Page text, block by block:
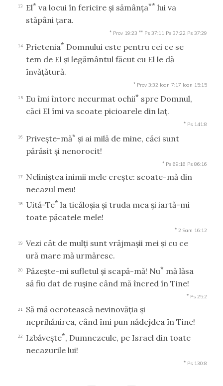
13 El* va locui în fericire şi sămânţa** lui va
stăpâni ţara.
* Prov 19:23 ** Ps 37:11 Ps 37:22 Ps 37:29
14 Prietenia* Domnului este pentru cei ce se
tem de El şi legământul făcut cu El le dă
învăţătură.
* Prov 3:32 Ioan 7:17 Ioan 15:15
15 Eu îmi întorc necurmat ochii* spre Domnul,
căci El îmi va scoate picioarele din laţ.
* Ps 141:8
16 Priveşte-mă* şi ai milă de mine, căci sunt
părăsit şi nenorocit!
* Ps 69:16 Ps 86:16
17
Neliniştea inimii mele creşte: scoate-mă din
necazul meu!
18 Uită-Te* la ticăloşia şi truda mea şi iartă-mi
toate păcatele mele!
* 2 Sam 16:12
19
Vezi cât de mulţi sunt vrăjmaşii mei şi cu ce
ură mare mă urmăresc.
20 Păzeşte-mi sufletul şi scapă-mă! Nu* mă lăsa
să fiu dat de ruşine când mă încred în Tine!
* Ps 25:2
21
Să mă ocrotească nevinovăţia şi
neprihănirea, când îmi pun nădejdea în Tine!
22 Izbăveşte*, Dumnezeule, pe Israel din toate
necazurile lui!
* Ps 130:8